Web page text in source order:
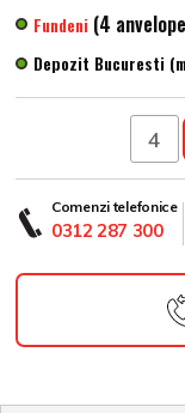
Fundeni (4
Depozit Bucuresti
Comenzi telefonice
0312 287 300